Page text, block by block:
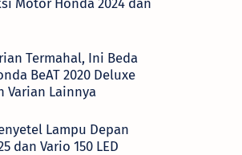
Motor Honda 2024 dan
Termahal, Ini Beda
BeAT 2020 Deluxe
Varian Lainnya
Lampu Depan
dan Vario 150 LED